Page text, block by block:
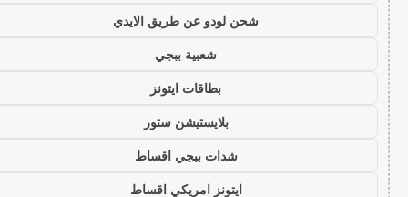
شحن لودو عن طريق الايدي
شعبية ببجي
بطاقات ايتونز
بلايستيشن ستور
شدات ببجي اقساط
ايتونز امريكي اقساط